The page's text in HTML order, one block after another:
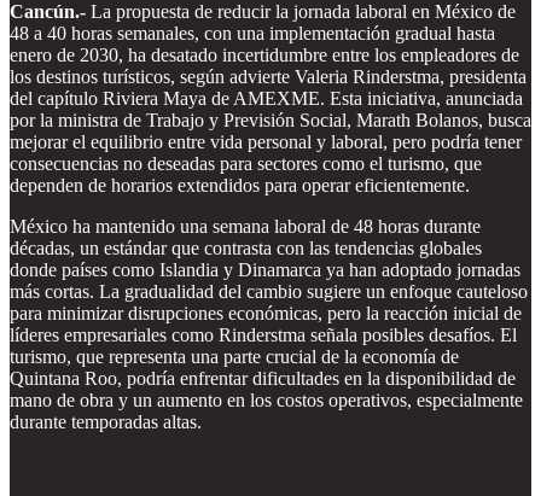
Cancún.- La propuesta de reducir la jornada laboral en México de
48 a 40 horas semanales, con una implementación gradual hasta
enero de 2030, ha desatado incertidumbre entre los empleadores de
los destinos turísticos, según advierte Valeria Rinderstma, presidenta
del capítulo Riviera Maya de AMEXME. Esta iniciativa, anunciada
por la ministra de Trabajo y Previsión Social, Marath Bolanos, busca
mejorar el equilibrio entre vida personal y laboral, pero podría tener
consecuencias no deseadas para sectores como el turismo, que
dependen de horarios extendidos para operar eficientemente.
México ha mantenido una semana laboral de 48 horas durante
décadas, un estándar que contrasta con las tendencias globales
donde países como Islandia y Dinamarca ya han adoptado jornadas
más cortas. La gradualidad del cambio sugiere un enfoque cauteloso
para minimizar disrupciones económicas, pero la reacción inicial de
líderes empresariales como Rinderstma señala posibles desafíos. El
turismo, que representa una parte crucial de la economía de
Quintana Roo, podría enfrentar dificultades en la disponibilidad de
mano de obra y un aumento en los costos operativos, especialmente
durante temporadas altas.